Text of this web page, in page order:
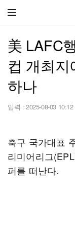
美 LAFC
컵 개최
하나
입력 : 2025-08-03 10:12
축구 국가대표
리미어리그
퍼를 떠난다.